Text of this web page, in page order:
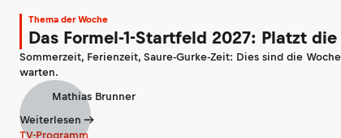
Thema der Woche
Das Formel-1-Startfeld 2027: Platzt
Sommerzeit, Ferienzeit, Saure-Gurke-Zeit: Dies sind die
warten.
Mathias Brunner
Weiterlesen
TV-Programm